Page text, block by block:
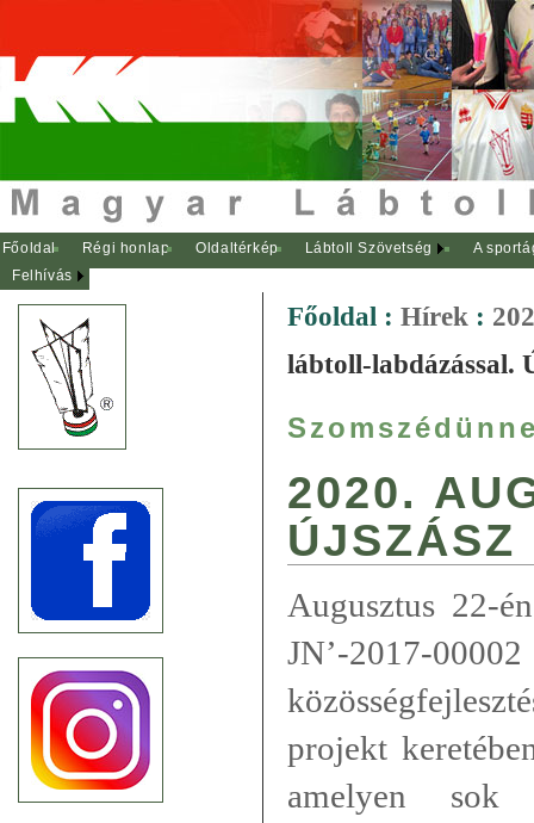
Főoldal Régi honlap Oldaltérkép Lábtoll Szövetség
A
Felhívás
Főoldal : Hírek :
lábtoll-labdázással.
2020.
ÚJSZÁSZ
Augusztus 22-
JN’-2017-
projekt
amelyen sok